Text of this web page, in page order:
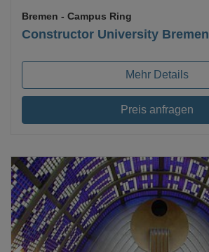
Constructor University Bremen
Bremen - Campus Ring
Mehr Details
Preis anfragen